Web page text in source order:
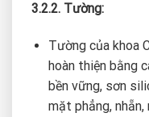
3.2.2. Tường:
Tường của khoa
hoàn thiện bằng
bền vững, sơn
mặt phẳng, nhẵn,